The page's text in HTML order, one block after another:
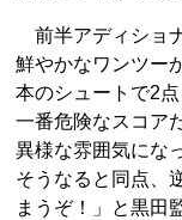
前半アディショ
鮮やかなワンツー
本のシュートで2
一番危険なスコア
異様な雰囲気にな
そうなると同点、
まうぞ！」と黒田